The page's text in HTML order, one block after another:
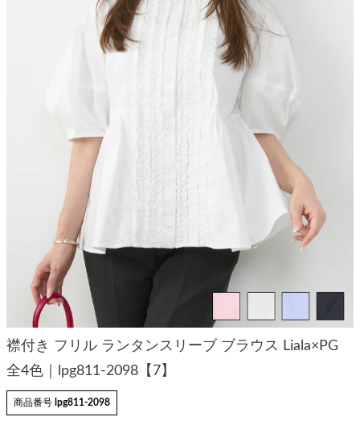
襟付き フリル ランタンスリーブ ブラウス Liala×PG
全4色｜lpg811-2098【7】
商品番号 lpg811-2098